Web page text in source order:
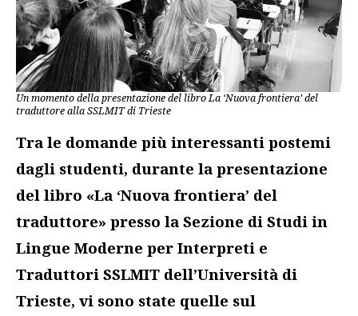
Un momento della presentazione del libro La ‘Nuova frontiera’ del
traduttore alla SSLMIT di Trieste
Tra le domande più interessanti postemi
dagli studenti, durante la presentazione
del libro «La ‘Nuova frontiera’ del
traduttore» presso la Sezione di Studi in
Lingue Moderne per Interpreti e
Traduttori SSLMIT dell’Università di
Trieste, vi sono state quelle sul